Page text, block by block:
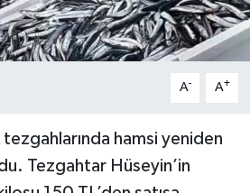
A- A+
tezgahlarında hamsi yeniden
Tezgahtar Hüseyin’in